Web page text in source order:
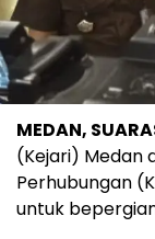
MEDAN,
(Kejari) Medan
Perhubungan
untuk